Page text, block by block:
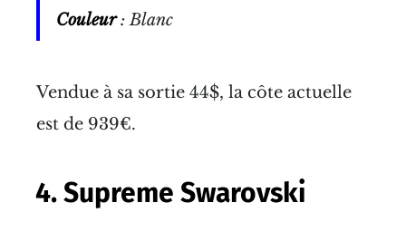
Couleur: Blanc
Vendue à sa sortie 44$, la côte actuelle
est de 939€.
4. Supreme Swarovski